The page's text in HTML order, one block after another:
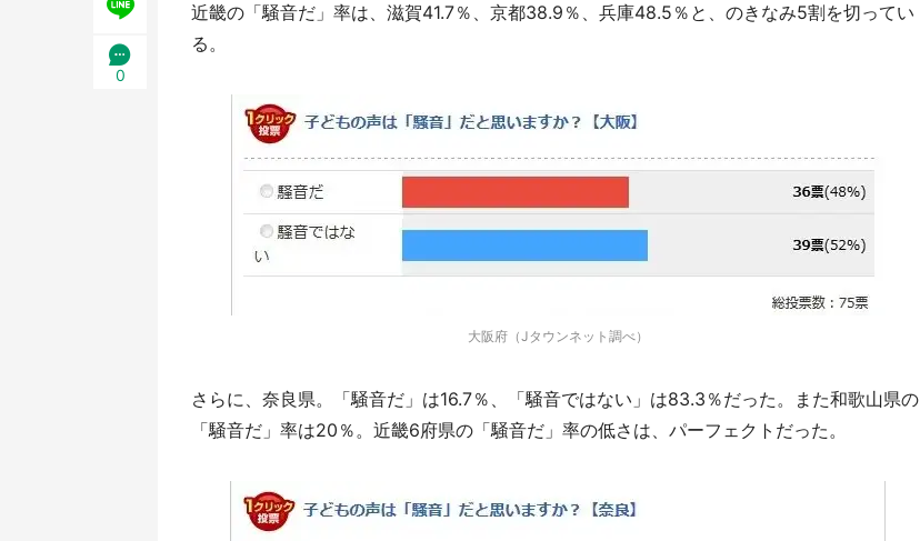
0
近畿の「騒音だ」率は、滋賀41.7％、京都38.9％、兵庫48.5％と、のきなみ5割を切ってい
る。
大阪府（Jタウンネット調べ）
さらに、奈良県。「騒音だ」は16.7％、「騒音ではない」は83.3％だった。また和歌山県の
「騒音だ」率は20％。近畿6府県の「騒音だ」率の低さは、パーフェクトだった。